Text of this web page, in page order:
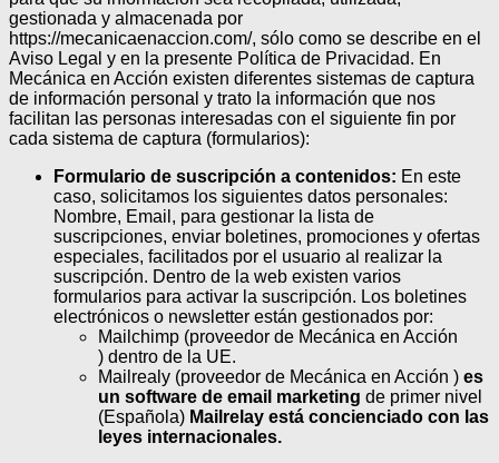
gestionada y almacenada por
https://mecanicaenaccion.com/, sólo como se describe en el
Aviso Legal y en la presente Política de Privacidad. En
Mecánica en Acción existen diferentes sistemas de captura
de información personal y trato la información que nos
facilitan las personas interesadas con el siguiente fin por
cada sistema de captura (formularios):
Formulario de suscripción a contenidos: En este
caso, solicitamos los siguientes datos personales:
Nombre, Email, para gestionar la lista de
suscripciones, enviar boletines, promociones y ofertas
especiales, facilitados por el usuario al realizar la
suscripción. Dentro de la web existen varios
formularios para activar la suscripción. Los boletines
electrónicos o newsletter están gestionados por:
Mailchimp (proveedor de Mecánica en Acción
) dentro de la UE.
Mailrealy (proveedor de Mecánica en Acción ) es
un software de email marketing de primer nivel
(Española) Mailrelay está concienciado con las
leyes internacionales.